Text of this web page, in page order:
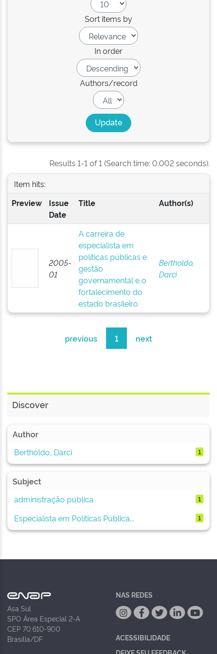
Sort items by
In order
Authors/record
Results 1-1 of 1 (Search time: 0.002 seconds).
Item hits:
Preview
Issue
Date
Title Author(s)
2005-
01
A carreira de
especialista em
políticas públicas e
gestão
governamental e o
fortalecimento do
estado brasileiro
Bertholdo,
Darci
previous 1 next
Discover
Author
Bertholdo, Darci
1
Subject
administração pública
1
Especialista em Políticas Pública... 1
Asa Sul
SPO Área Especial 2-A
CEP 70.610-900
Brasília/DF
NAS REDES
ACESSIBILIDADE